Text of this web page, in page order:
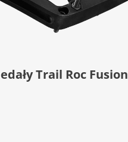
Trail Roc Fusion